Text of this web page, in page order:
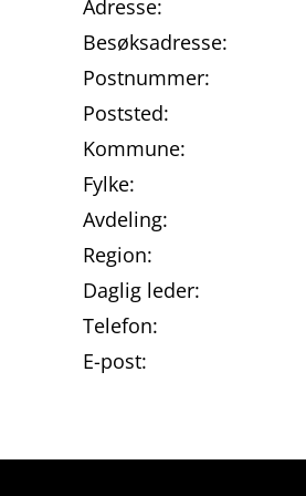
Adresse:
Besøksadresse:
Postnummer:
Poststed:
Kommune:
Fylke:
Avdeling:
Region:
Daglig leder:
Telefon:
E-post: